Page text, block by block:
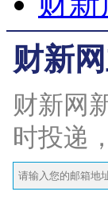
财新
财新网
时投递